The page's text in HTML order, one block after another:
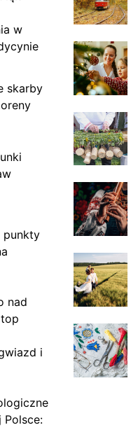
w
skarby
punkty
nad
i
Polsce: